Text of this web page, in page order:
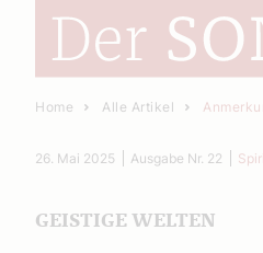
Home Alle Artikel
GEISTIGE WELTEN
26. Mai 2025 Ausgabe Nr. 22